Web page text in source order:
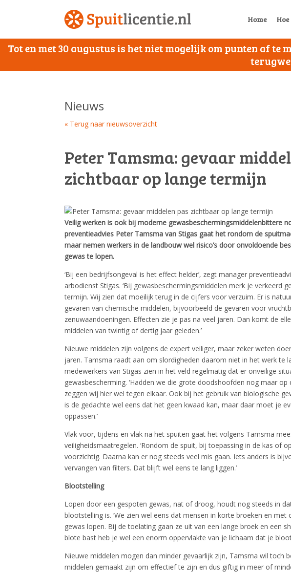
Home
Tot en met 30 augustus is het niet mogelijk om punten af
Nieuws
« Terug naar nieuwsoverzicht
Peter Tamsma: gevaar
zichtbaar op lange termijn
Veilig werken is ook bij moderne gewasbeschermingsmiddelenbittere
preventieadvies Peter Tamsma van Stigas gaat het rondom de
maar nemen werkers in de landbouw wel risico’s door onvoldoende
gewas te lopen.
‘Bij een bedrijfsongeval is het effect helder’, zegt manager
arbodienst Stigas. ‘Bij gewasbeschermingsmiddelen merk je verkeerd
termijn. Wij zien dat moeilijk terug in de cijfers voor verzuim. Er is
gevaren van chemische middelen, bijvoorbeeld de gevaren voor
zenuwaandoeningen. Effecten zie je pas na veel jaren. Dan komt de
middelen van twintig of dertig jaar geleden.’
Nieuwe middelen zijn volgens de expert veiliger, maar zeker weten
jaren. Tamsma raadt aan om slordigheden daarom niet in het werk te
medewerkers van Stigas zien in het veld regelmatig dat er onveilige
gewasbescherming. ‘Hadden we die grote doodshoofden nog maar op
zeggen wij hier wel tegen elkaar. Ook bij het gebruik van biologische
is de gedachte wel eens dat het geen kwaad kan, maar daar moet je
oppassen.’
Vlak voor, tijdens en vlak na het spuiten gaat het volgens Tamsma
veiligheidsmaatregelen. ‘Rondom de spuit, bij toepassing in de kas of
voorzichtig. Daarna kan er nog steeds veel mis gaan. Iets anders is
vervangen van filters. Dat blijft wel eens te lang liggen.’
Blootstelling
Lopen door een gespoten gewas, nat of droog, houdt nog steeds in
blootstelling is. ‘We zien wel eens dat mensen in korte broeken en
gewas lopen. Bij de toelating gaan ze uit van een lange broek en een
blote bast heb je wel een enorm oppervlakte van je lichaam dat je
Nieuwe middelen mogen dan minder gevaarlijk zijn, Tamsma wil toch
middelen gemaakt zijn om effectief te zijn en dus giftig in meer of